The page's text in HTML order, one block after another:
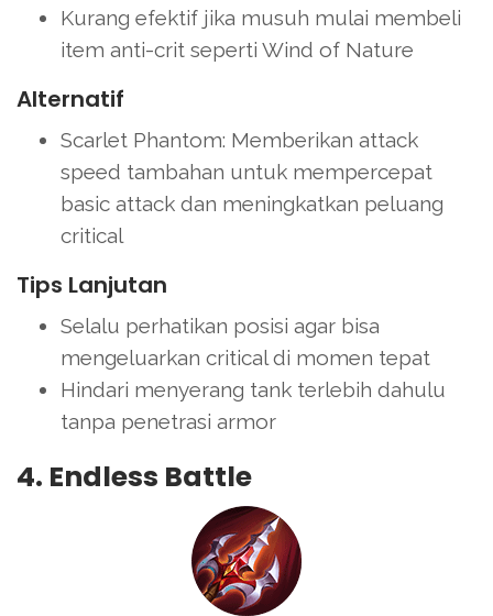
Kurang efektif jika musuh mulai membeli
item anti-crit seperti Wind of Nature
Alternatif
Scarlet Phantom: Memberikan attack
speed tambahan untuk mempercepat
basic attack dan meningkatkan peluang
critical
Tips Lanjutan
Selalu perhatikan posisi agar bisa
mengeluarkan critical di momen tepat
Hindari menyerang tank terlebih dahulu
tanpa penetrasi armor
4. Endless Battle